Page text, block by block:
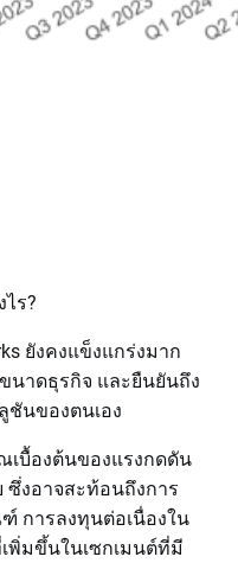
ร?
ยังคงแข็งแกร่งมาก
นาดธุรกิจ และยืนยันถึง
ชันของตนเอง
บื้องต้นของแรงกดดัน
ซึ่งอาจสะท้อนถึงการ
การลงทุนต่อเนื่องใน
พิ่มขึ้นในเซกเมนต์ที่มี